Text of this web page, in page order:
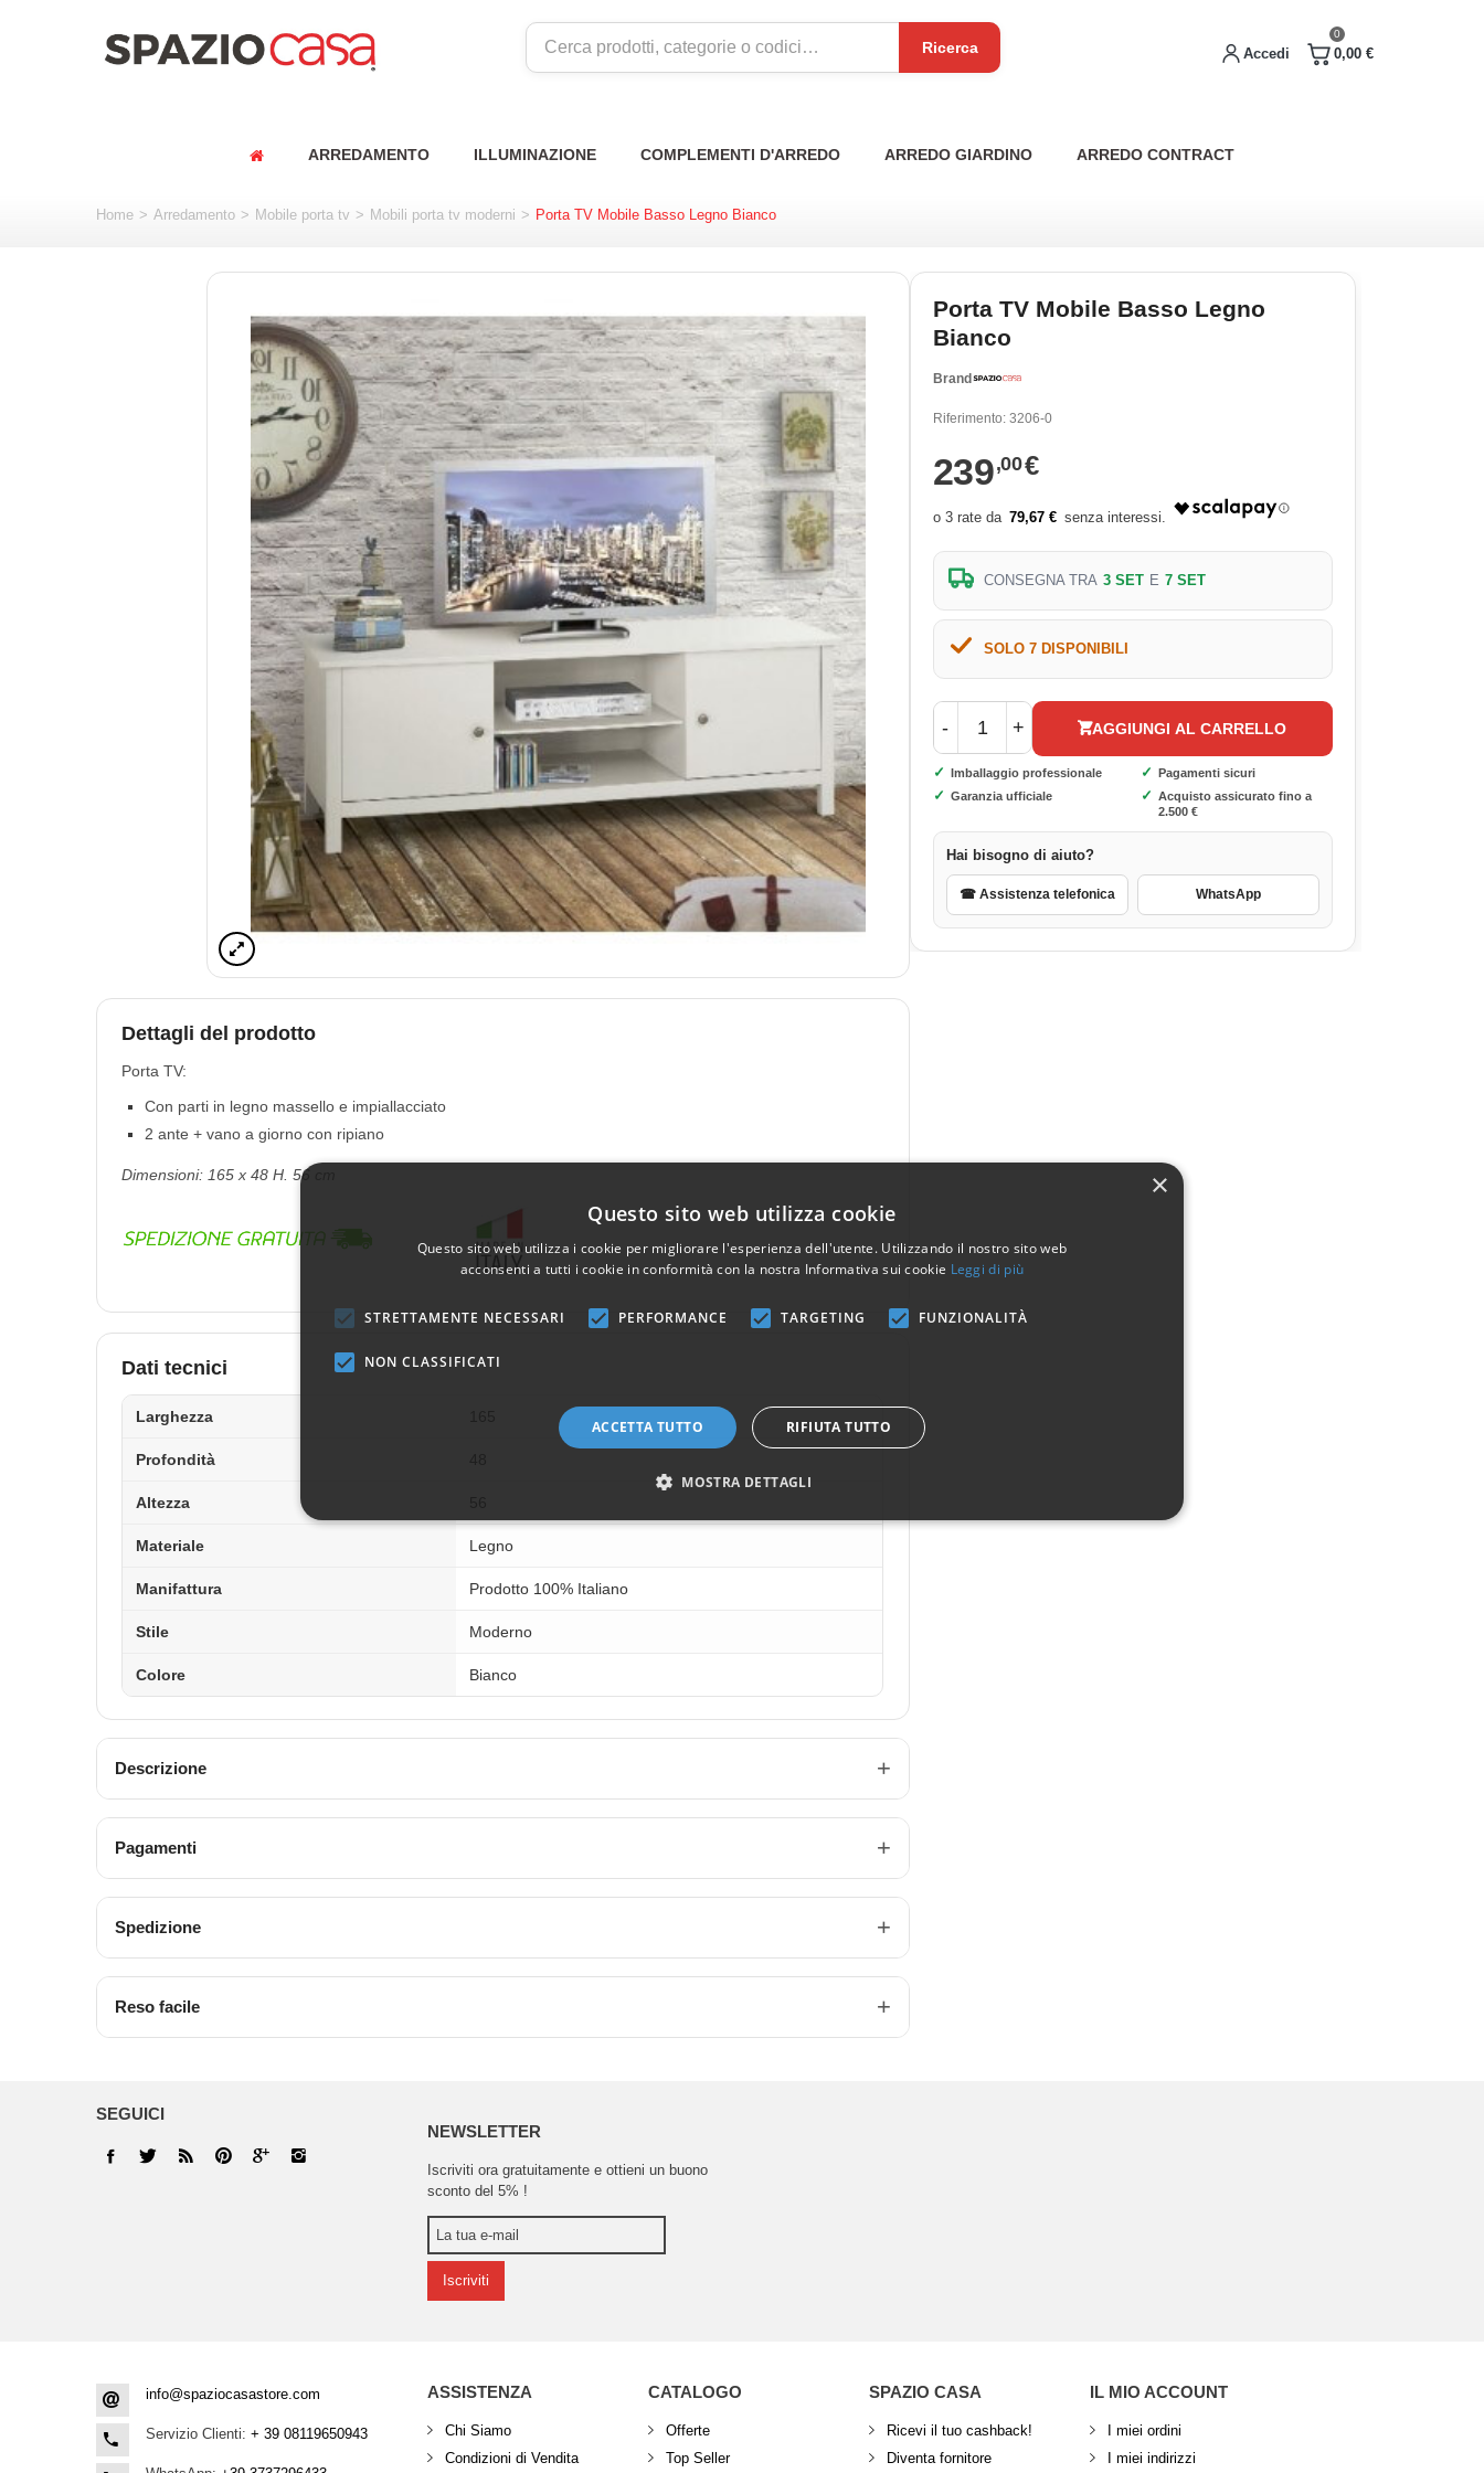
0
0,00 €
Accedi
Ricerca
ARREDAMENTO ILLUMINAZIONE COMPLEMENTI D'ARREDO ARREDO GIARDINO ARREDO CONTRACT
Home > Arredamento > Mobile porta tv > Mobili porta tv moderni > Porta TV Mobile Basso Legno Bianco
Dettagli del prodotto
Porta TV:
Con parti in legno massello e impiallacciato
2 ante + vano a giorno con ripiano
Dimensioni: 165 x 48 H. 56 cm
Dati tecnici
Larghezza
Profondità
Altezza
Materiale Legno
Manifattura Prodotto 100% Italiano
Stile Moderno
Colore Bianco
Descrizione
Pagamenti
Spedizione
Reso facile
Porta TV Mobile Basso Legno
Bianco
Brand
Riferimento: 3206-0
239,00€
79,67 €
CONSEGNA TRA 3 SET E 7 SET
SOLO 7 DISPONIBILI
- + AGGIUNGI AL CARRELLO
✓ Imballaggio professionale ✓ Pagamenti sicuri
✓ Garanzia ufficiale ✓ Acquisto assicurato fino a
2.500 €
Hai bisogno di aiuto?
☎ Assistenza telefonica WhatsApp
SEGUICI
NEWSLETTER
Iscriviti ora gratuitamente e ottieni un buono
sconto del 5% !
Iscriviti
info@spaziocasastore.com
Servizio Clienti: + 39 08119650943
ASSISTENZA
Chi Siamo
Condizioni di Vendita
CATALOGO
Offerte
Top Seller
SPAZIO CASA
Ricevi il tuo cashback!
Diventa fornitore
IL MIO ACCOUNT
I miei ordini
I miei indirizzi
×
Questo sito web utilizza cookie
Questo sito web utilizza i cookie per migliorare l'esperienza dell'utente. Utilizzando il nostro sito web
acconsenti a tutti i cookie in conformità con la nostra Informativa sui cookie Leggi di più
STRETTAMENTE NECESSARI PERFORMANCE TARGETING FUNZIONALITÀ
NON CLASSIFICATI
ACCETTA TUTTO RIFIUTA TUTTO
MOSTRA DETTAGLI